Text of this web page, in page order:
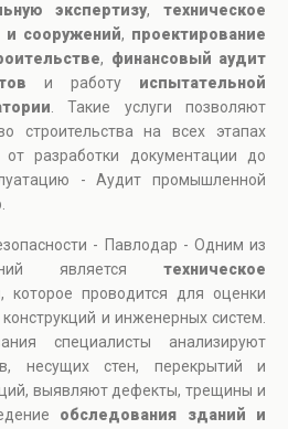
экспертизу,техническое
и сооружений, проектирование
, финансовый аудит
и работу испытательной
. Такие услуги позволяют
строительства на всех этапах
разработки документации до
- Аудит промышленной
- Павлодар - Одним из
является техническое
, которое проводится для оценки
и инженерных систем.
специалисты анализируют
несущих стен, перекрытий и
выявляют дефекты, трещины и
обследования зданий и